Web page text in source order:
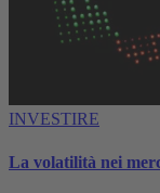
INVESTIRE
La volatilità nei